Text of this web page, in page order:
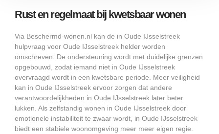
Rust en regelmaat bij kwetsbaar wonen
Via Beschermd-wonen.nl kan de in Oude IJsselstreek
hulpvraag voor Oude IJsselstreek helder worden
omschreven. De ondersteuning wordt met duidelijke grenzen
opgebouwd, zodat iemand niet in Oude IJsselstreek
overvraagd wordt in een kwetsbare periode. Meer veiligheid
kan in Oude IJsselstreek ervoor zorgen dat andere
verantwoordelijkheden in Oude IJsselstreek later beter
lukken. Als zelfstandig wonen in Oude IJsselstreek door
emotionele instabiliteit te zwaar wordt, in Oude IJsselstreek
biedt een stabiele woonomgeving meer meer eigen regie.